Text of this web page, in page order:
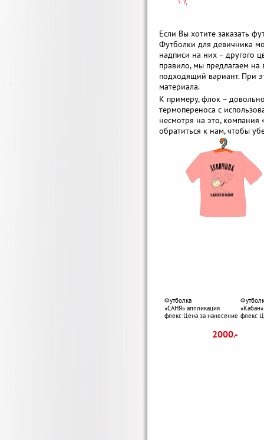
Если Вы хотите заказать
Футболки для девичника
надписи на них – другого
правило, мы предлагаем
подходящий вариант. При
материала.
К примеру, флок –
термопереноса с
несмотря на это,
обратиться к нам, чтобы
Футболка
«САНЯ» аппликация
флекс Цена за нанесение
2000.-
флекс